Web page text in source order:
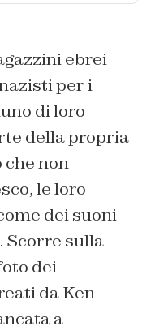
ebrei
per i
di loro
della propria
che non
le loro
dei suoni
Scorre sulla
dei
da Ken
a